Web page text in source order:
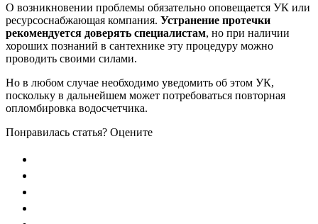
О возникновении проблемы обязательно оповещается УК или
ресурсоснабжающая компания. Устранение протечки
рекомендуется доверять специалистам, но при наличии
хороших познаний в сантехнике эту процедуру можно
проводить своими силами.
Но в любом случае необходимо уведомить об этом УК,
поскольку в дальнейшем может потребоваться повторная
опломбировка водосчетчика.
Понравилась статья? Оцените